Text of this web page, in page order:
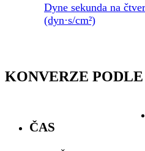
Dyne sekunda na
(dyn·s/cm²)
KONVERZE
ČAS